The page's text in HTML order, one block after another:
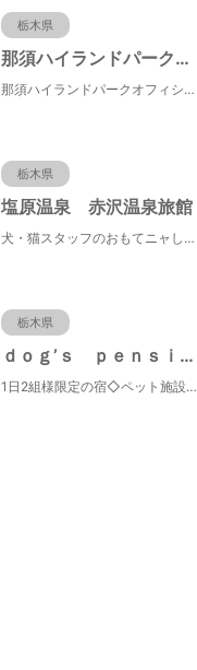
栃木県
那須ハイランドパークオフィシャルホテル ＴＯＷＡピュアコテージ
那須ハイランドパークオフィシャルホテル ＴＯＷＡピュアコテージ
栃木県
塩原温泉 赤沢温泉旅館
犬・猫スタッフのおもてニャしが魅力のひとつ♪大自然に囲まれた隠れ家的宿で癒やしの休日を。
栃木県
ｄｏｇ’ｓ ｐｅｎｓｉｏｎ しゃのんち
1日2組様限定の宿◇ペット施設・ドッグラン・サービス充実◇いっぱい遊んでストレス発散！